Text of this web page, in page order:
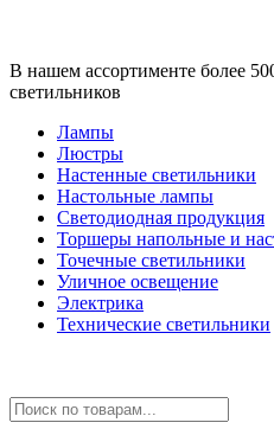
В нашем ассортименте более
светильников
Лампы
Люстры
Настенные светильники
Настольные лампы
Светодиодная продукция
Торшеры напольные и
Точечные светильники
Уличное освещение
Электрика
Технические светильники